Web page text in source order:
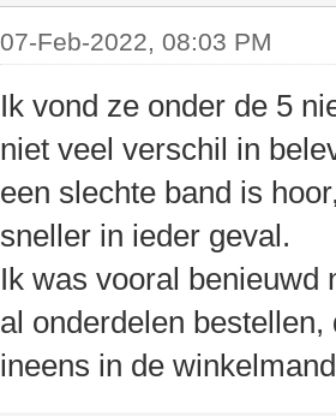
07-Feb-2022, 08:03 PM
Ik vond ze onder de 5
niet veel verschil in
een slechte band is
sneller in ieder geval.
Ik was vooral benieuwd
al onderdelen
ineens in de